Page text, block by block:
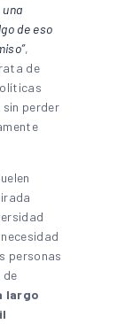
de eso
,
de
perder
personas
largo